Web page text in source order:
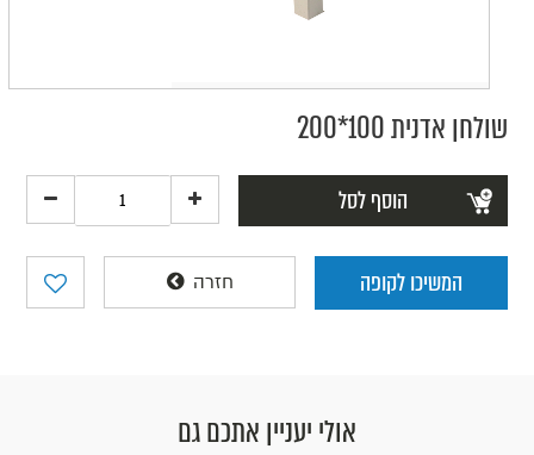
שולחן אדנית 100*200
הוסף לסל
המשיכו לקופה חזרה
אולי יעניין אתכם גם